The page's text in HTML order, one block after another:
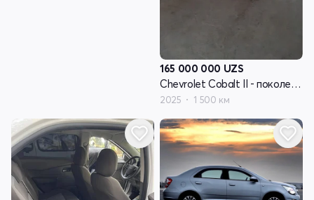
165 000 000 UZS
Chevrolet Cobalt II - поколение рестайлинг
2025 1 500 км